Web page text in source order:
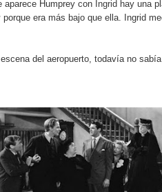
aparece Humprey con Ingrid hay una
era más bajo que ella. Ingrid
del aeropuerto, todavía no